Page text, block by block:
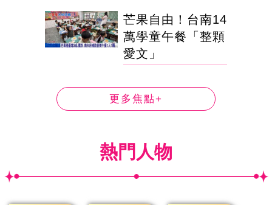
芒果自由！台南14
萬學童午餐「整顆
愛文」
更多焦點+
熱門人物